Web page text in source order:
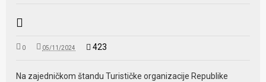
0 05/11/2024 423
Na zajedničkom štandu Turističke organizacije Republike